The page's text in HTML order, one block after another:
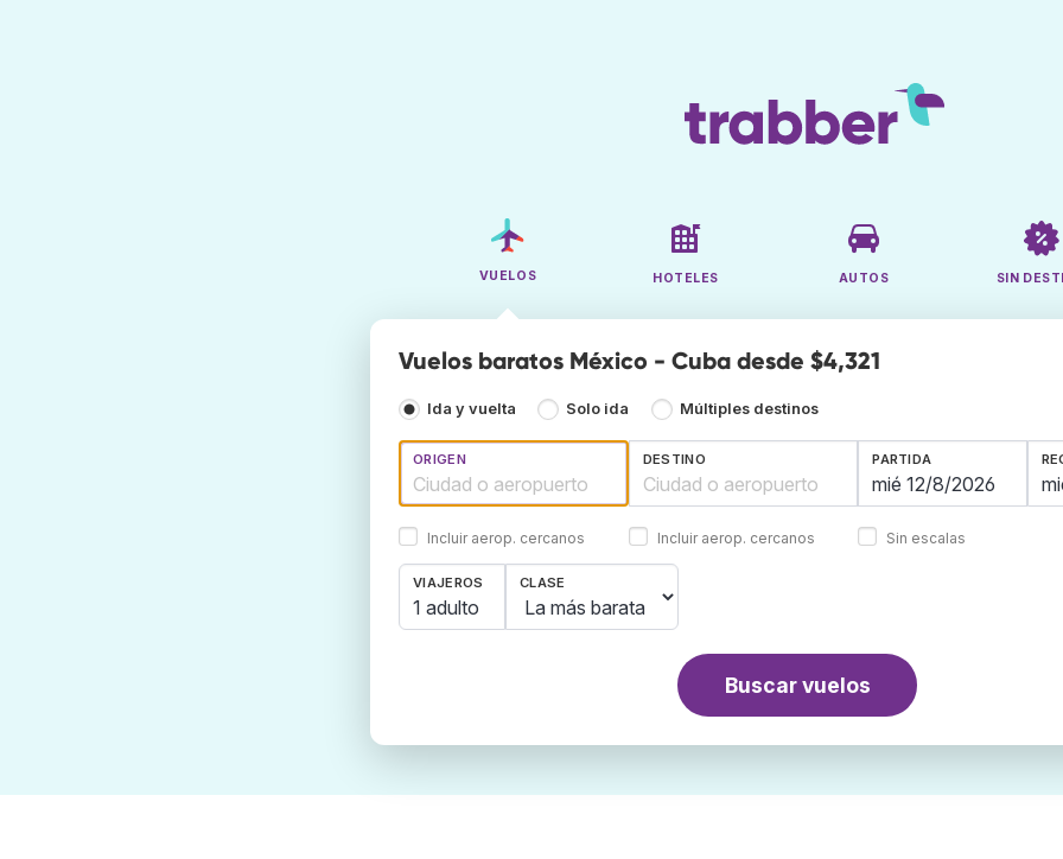
VUELOS HOTELES AUTOS SIN
Vuelos baratos México - Cuba desde $4,321
Ida y vuelta Solo ida Múltiples destinos
ORIGEN
Incluir aerop. cercanos
DESTINO
Incluir aerop. cercanos
PARTIDA
Sin escalas
VIAJEROS
1 adulto
CLASE
Buscar vuelos